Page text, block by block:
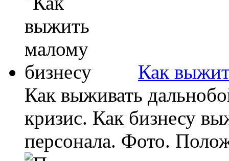
Как
Как выживать
кризис. Как бизнесу
персонала. Фото.